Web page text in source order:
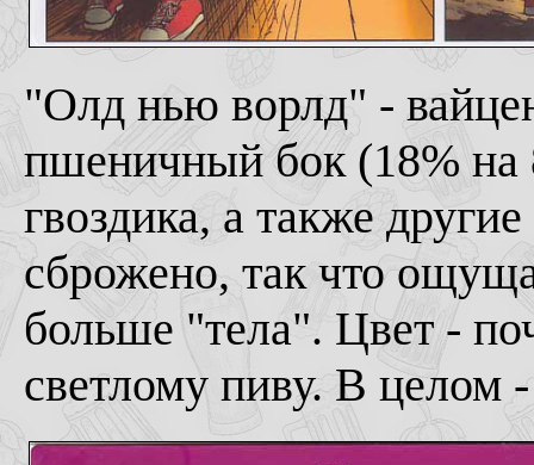
"Олд нью ворлд" -
пшеничный бок (18% на
гвоздика, а также
сброжено, так что
больше "тела". Цвет -
светлому пиву. В целом